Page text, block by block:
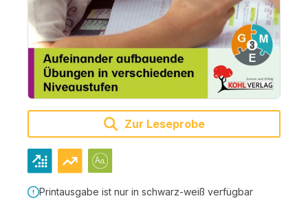
Zur Leseprobe
Printausgabe ist nur in schwarz-weiß verfügbar